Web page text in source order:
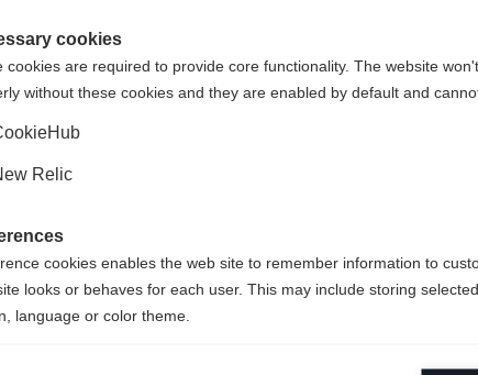
Velcro Strap
(English)
Ja, ich möchte umgeleitet werden
cookies
cookies are required to provide core functionality. The website
without these cookies and they are enabled by default and
Relic
cookies enables the web site to remember information to
looks or behaves for each user. This may include storing
language or color theme.